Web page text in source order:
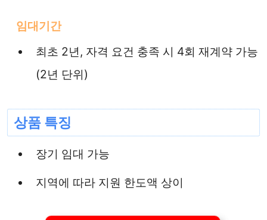
임대기간
최초 2년, 자격 요건 충족 시 4회 재계약 가능
(2년 단위)
상품 특징
장기 임대 가능
지역에 따라 지원 한도액 상이